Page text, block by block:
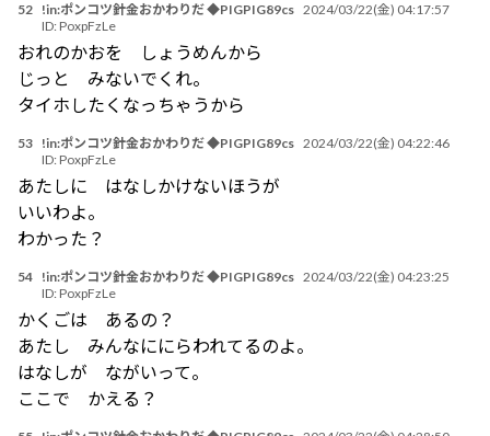
52 !in:ポンコツ針金おかわりだ ◆PIGPIG89cs 2024/03/22(金) 04:17:57
ID: PoxpFzLe
おれのかおを しょうめんから
じっと みないでくれ。
タイホしたくなっちゃうから
53 !in:ポンコツ針金おかわりだ ◆PIGPIG89cs 2024/03/22(金) 04:22:46
ID: PoxpFzLe
あたしに はなしかけないほうが
いいわよ。
わかった？
54 !in:ポンコツ針金おかわりだ ◆PIGPIG89cs 2024/03/22(金) 04:23:25
ID: PoxpFzLe
かくごは あるの？
あたし みんなににらわれてるのよ。
はなしが ながいって。
ここで かえる？